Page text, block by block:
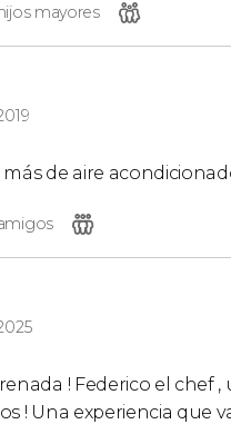
mayores
de aire
! Federico el chef
! Una experiencia que